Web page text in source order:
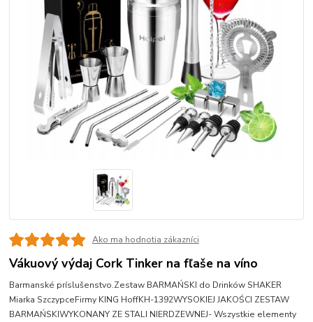
Ako ma hodnotia zákazníci
Vákuový výdaj Cork Tinker na fľaše na víno
Barmanské príslušenstvo.Zestaw BARMAŃSKI do Drinków SHAKER
Miarka SzczypceFirmy KING HoffKH-1392WYSOKIEJ JAKOŚCI ZESTAW
BARMAŃSKIWYKONANY ZE STALI NIERDZEWNEJ- Wszystkie elementy